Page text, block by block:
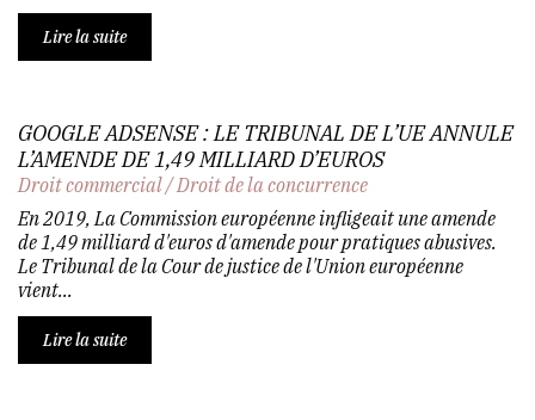
Lire la suite
GOOGLE ADSENSE : LE TRIBUNAL DE L’UE ANNULE
L’AMENDE DE 1,49 MILLIARD D’EUROS
Droit commercial/Droit de la concurrence
En 2019, La Commission européenne infligeait une amende
de 1,49 milliard d'euros d'amende pour pratiques abusives.
Le Tribunal de la Cour de justice de l'Union européenne
vient...
Lire la suite